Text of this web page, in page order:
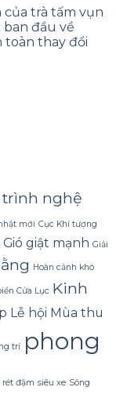
trà tấm vụn
đầu về
thay đổi
nghệ
mới Cục Khí tượng
Gió giật mạnh Giải
Hoàn cảnh khó
Cửa Lục Kinh
Lễ hội Mùa thu
trí phong
rét đậm siêu xe Sông